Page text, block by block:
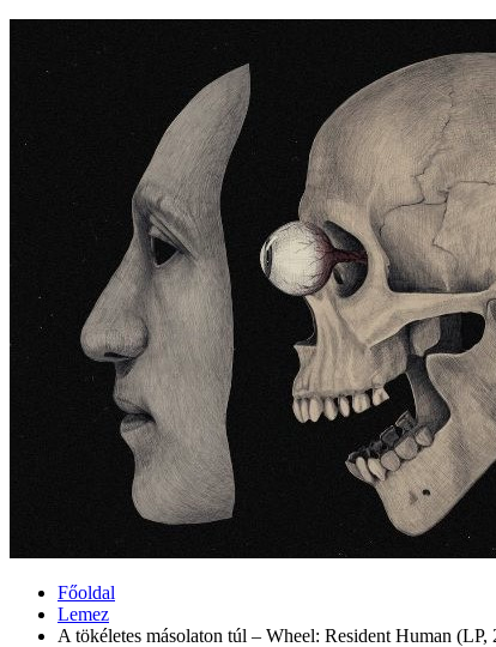
Főoldal
Lemez
A tökéletes másolaton túl – Wheel: Resident Human (LP,